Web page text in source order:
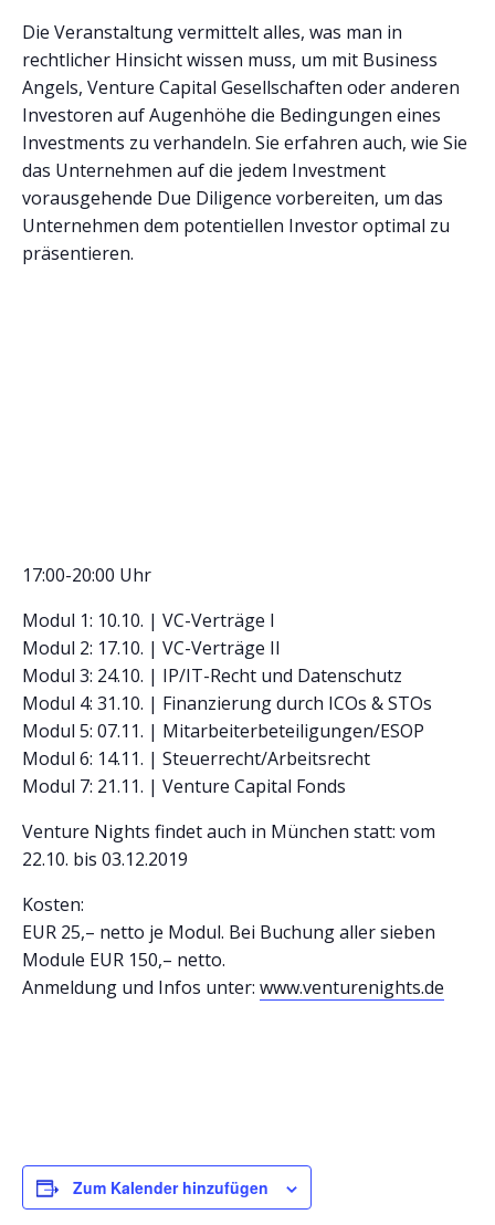
Die Veranstaltung vermittelt alles, was man in
rechtlicher Hinsicht wissen muss, um mit Business
Angels, Venture Capital Gesellschaften oder anderen
Investoren auf Augenhöhe die Bedingungen eines
Investments zu verhandeln. Sie erfahren auch, wie Sie
das Unternehmen auf die jedem Investment
vorausgehende Due Diligence vorbereiten, um das
Unternehmen dem potentiellen Investor optimal zu
präsentieren.
17:00-20:00 Uhr
Modul 1: 10.10. | VC-Verträge I
Modul 2: 17.10. | VC-Verträge II
Modul 3: 24.10. | IP/IT-Recht und Datenschutz
Modul 4: 31.10. | Finanzierung durch ICOs & STOs
Modul 5: 07.11. | Mitarbeiterbeteiligungen/ESOP
Modul 6: 14.11. | Steuerrecht/Arbeitsrecht
Modul 7: 21.11. | Venture Capital Fonds
Venture Nights findet auch in München statt: vom
22.10. bis 03.12.2019
Kosten:
EUR 25,– netto je Modul. Bei Buchung aller sieben
Module EUR 150,– netto.
Anmeldung und Infos unter: www.venturenights.de
Zum Kalender hinzufügen